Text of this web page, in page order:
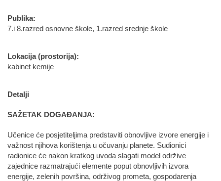
Publika:
7.i 8.razred osnovne škole, 1.razred srednje škole
Lokacija (prostorija):
kabinet kemije
Detalji
SAŽETAK DOGAĐANJA:
Učenice će posjetiteljima predstaviti obnovljive izvore energije i
važnost njihova korištenja u očuvanju planete. Sudionici
radionice će nakon kratkog uvoda slagati model održive
zajednice razmatrajući elemente poput obnovljivih izvora
energije, zelenih površina, održivog prometa, gospodarenja